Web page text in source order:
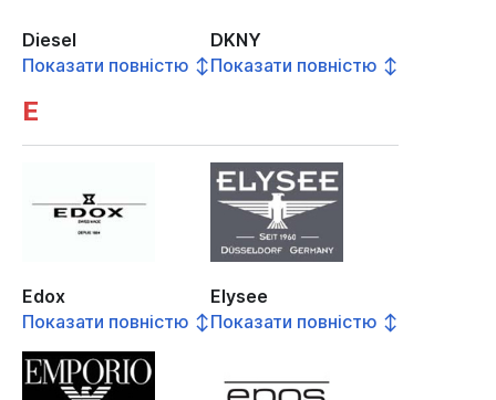
Diesel
Показати повністю ↕
DKNY
Показати повністю ↕
E
Edox
Показати повністю ↕
Elysee
Показати повністю ↕